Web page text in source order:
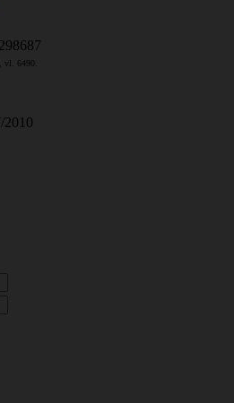
vl. 6490.
2010